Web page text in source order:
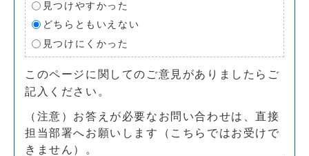
見つけやすかった
どちらともいえない
見つけにくかった
このページに関してのご意見がありましたらご
記入ください。
（注意）お答えが必要なお問い合わせは、直接
担当部署へお願いします（こちらではお受けで
きません）。